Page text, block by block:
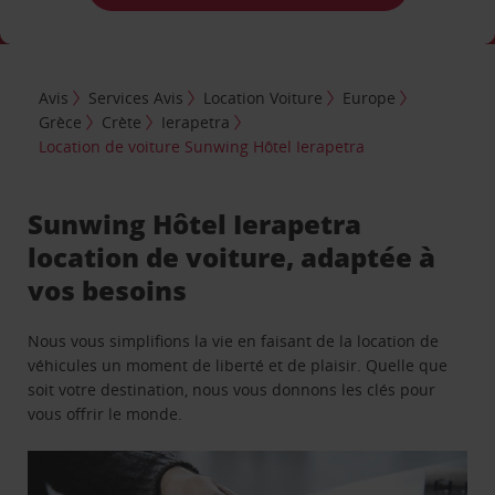
Avis Services Avis Location Voiture
Europe
Grèce
Crète
Ierapetra
Location de voiture Sunwing Hôtel Ierapetra
Sunwing Hôtel Ierapetra
location de voiture, adaptée à
vos besoins
Nous vous simplifions la vie en faisant de la location de
véhicules un moment de liberté et de plaisir. Quelle que
soit votre destination, nous vous donnons les clés pour
vous offrir le monde.